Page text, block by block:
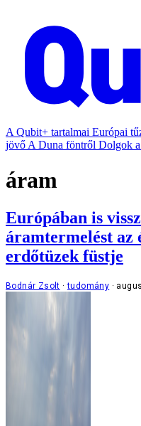
A Qubit+ tartalmai Európai
jövő A Duna föntről Dolgok
áram
Európában is
áramtermelést az
erdőtüzek füstje
Bodnár Zsolt tudomány